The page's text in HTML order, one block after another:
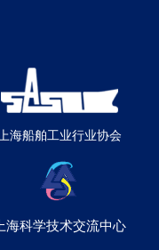
海船舶工业行业协会
上海科学技术交流中心